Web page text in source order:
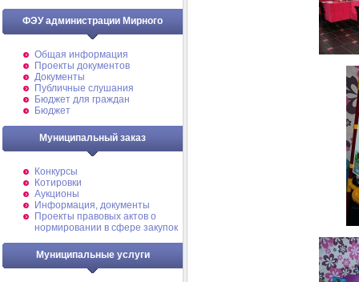
ФЭУ администрации Мирного
Общая информация
Проекты документов
Документы
Публичные слушания
Бюджет для граждан
Бюджет
Муниципальный заказ
Конкурсы
Котировки
Аукционы
Информация, документы
Проекты правовых актов о
нормировании в сфере закупок
Муниципальные услуги